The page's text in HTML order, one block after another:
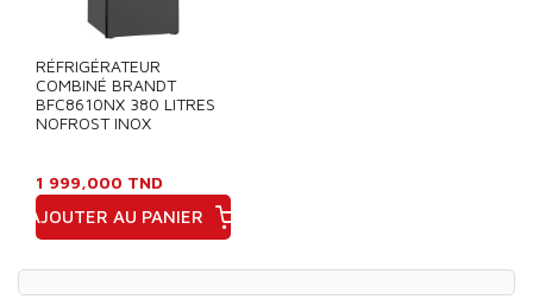
RÉFRIGÉRATEUR
COMBINÉ BRANDT
BFC8610NX 380 LITRES
NOFROST INOX
1 999,000 TND
AJOUTER AU PANIER